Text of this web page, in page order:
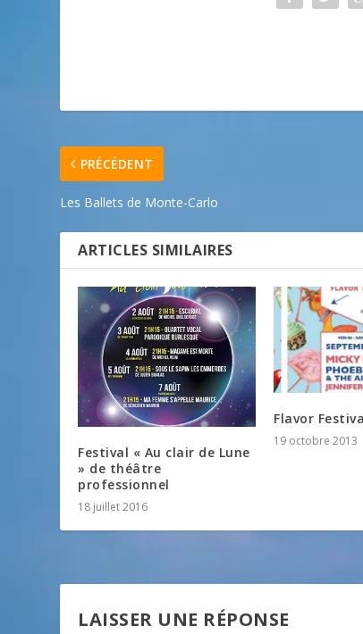
PRÉCÉDENT
Les Ballets de Monte-Carlo
ARTICLES SIMILAIRES
Festival « Au clair de Lune
» de théâtre
professionnel
18 juillet 2016
Flavor
19 octobre 2013
LAISSER UNE RÉPONSE